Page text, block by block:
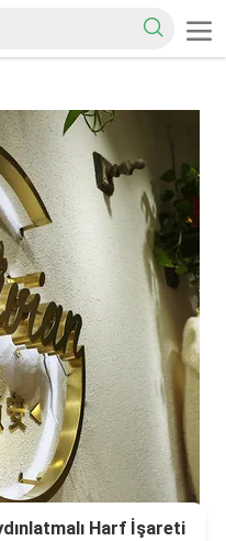
Harf İşareti